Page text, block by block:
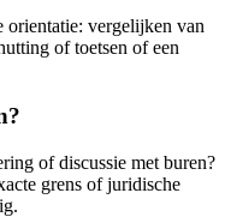
orientatie: vergelijken van
of toetsen of een
of discussie met buren?
grens of juridische